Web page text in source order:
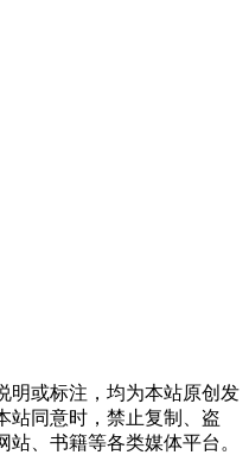
明或标注，均为本站原创发
站同意时，禁止复制、盗
、书籍等各类媒体平台。